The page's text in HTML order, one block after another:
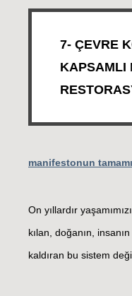
7- ÇEVRE
KAPSAMLI
manifestonun tamamı
On yıllardır
kılan, doğanın,
kaldıran bu sistem